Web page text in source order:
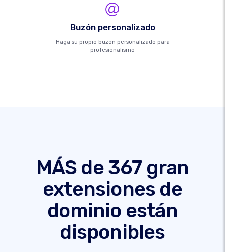
Buzón personalizado
Haga su propio buzón personalizado para
profesionalismo
MÁS de 367 gran
extensiones de
dominio están
disponibles